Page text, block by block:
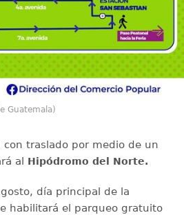
Guatemala)
con traslado por medio de un
al Hipódromo del Norte.
día principal de la
habilitará el parqueo gratuito